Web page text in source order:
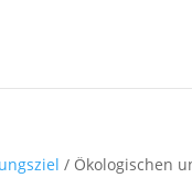
/ Ökologischen